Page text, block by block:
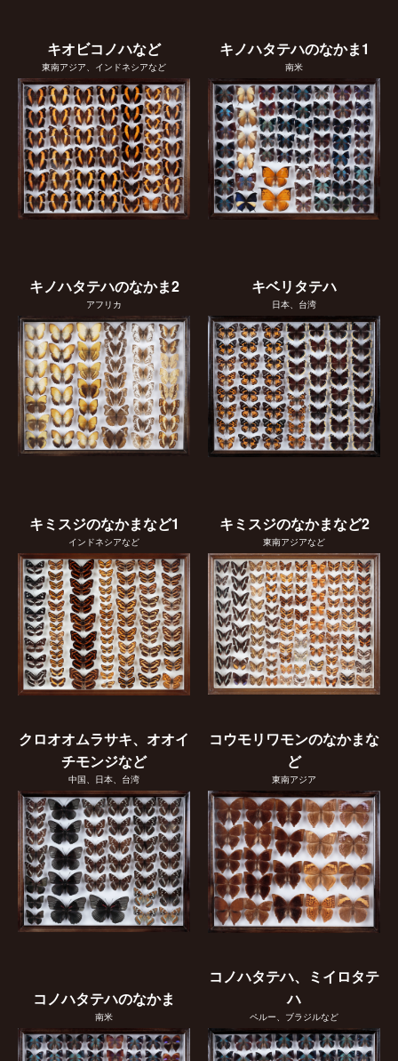
キオビコノハなど
東南アジア、インドネシアなど
キノハタテハのなかま1
南米
キノハタテハのなかま2
アフリカ
キベリタテハ
日本、台湾
キミスジのなかまなど1
インドネシアなど
キミスジのなかまなど2
東南アジアなど
クロオオムラサキ、オオイ
チモンジなど
中国、日本、台湾
コウモリワモンのなかまな
ど
東南アジア
コノハタテハのなかま
南米
コノハタテハ、ミイロタテ
ハ
ペルー、ブラジルなど